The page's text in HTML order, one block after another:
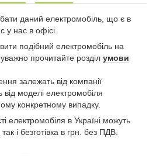
даний електромобіль, що є в
у нас в офісі.
подібний електромобіль на
прочитайте розділ умови
залежать від компанії
від моделі електромобіля
конкретному випадку.
електромобіля в Україні можуть
і безготівка в грн. без ПДВ.